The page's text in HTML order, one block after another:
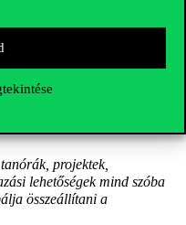
dokumentumok átlátása
folyamat, ne hagyd az
időben összegyűjteni, hogy
projektek,
lehetőségek mind szóba
összeállítani a